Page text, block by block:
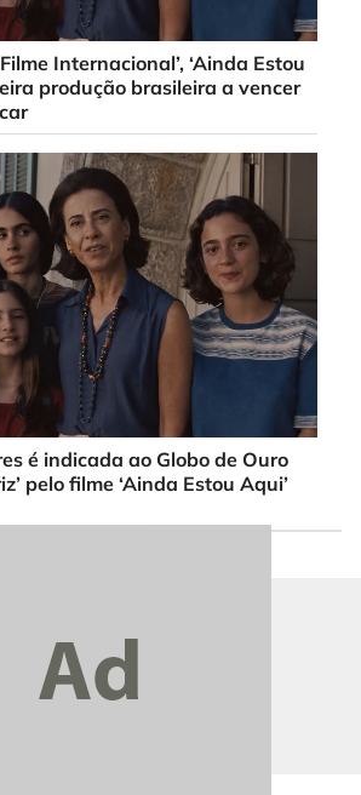
Internacional’, ‘Ainda Estou
produção brasileira a vencer
é indicada ao Globo de Ouro
pelo filme ‘Ainda Estou Aqui’